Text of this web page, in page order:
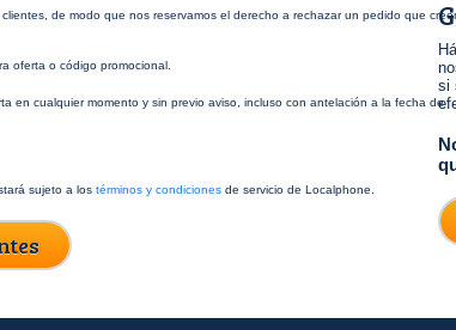
de modo que nos reservamos el derecho a rechazar un pedido que
oferta o código promocional.
en cualquier momento y sin previo aviso, incluso con antelación a la fecha de
sujeto a los términos y condiciones de servicio de Localphone.
si